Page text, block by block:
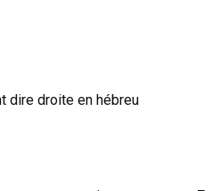
dire droite en hébreu